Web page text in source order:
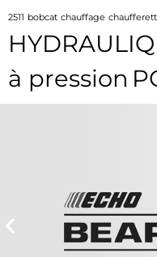
2511 bobcat chauffage
à pression